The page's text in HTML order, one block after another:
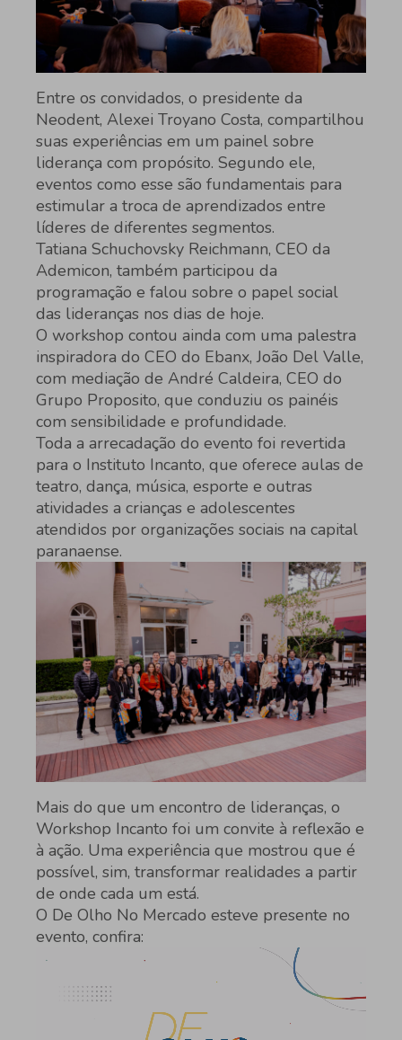
Entre os convidados, o presidente da
Neodent, Alexei Troyano Costa, compartilhou
suas experiências em um painel sobre
liderança com propósito. Segundo ele,
eventos como esse são fundamentais para
estimular a troca de aprendizados entre
líderes de diferentes segmentos.
Tatiana Schuchovsky Reichmann, CEO da
Ademicon, também participou da
programação e falou sobre o papel social
das lideranças nos dias de hoje.
O workshop contou ainda com uma palestra
inspiradora do CEO do Ebanx, João Del Valle,
com mediação de André Caldeira, CEO do
Grupo Proposito, que conduziu os painéis
com sensibilidade e profundidade.
Toda a arrecadação do evento foi revertida
para o Instituto Incanto, que oferece aulas de
teatro, dança, música, esporte e outras
atividades a crianças e adolescentes
atendidos por organizações sociais na capital
paranaense.
Mais do que um encontro de lideranças, o
Workshop Incanto foi um convite à reflexão e
à ação. Uma experiência que mostrou que é
possível, sim, transformar realidades a partir
de onde cada um está.
O De Olho No Mercado esteve presente no
evento, confira: